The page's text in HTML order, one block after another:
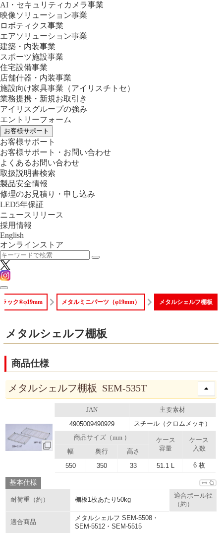
AI・セキュリティカメラ事業
映像ソリューション事業
ロボティクス事業
エアソリューション事業
建築・内装事業
スポーツ施設事業
住宅設備事業
店舗什器・内装事業
施設向け家具事業 （アイリスチトセ）
業務提携・新規お取引き
アイリスグループの強み
エントリーフォーム
お客様サポート
お客様サポート
お客様サポート・お問い合わせ
よくあるお問い合わせ
取扱説明書検索
製品安全情報
修理のお見積り・申し込み
LED5年保証
ニュースリリース
採用情報
English
オンラインストア
ック®φ19mm メタルミニパーツ（φ19mm） メタルシェルフ棚板
メタルシェルフ棚板
商品仕様
メタルシェルフ棚板 SEM-535T
JAN 主要素材
4905009490929 スチール（クロムメッキ）
商品サイズ（mm ）
ケース
容量
ケース
入数
幅 奥行 高さ
550 350 33 51.1 L 6 枚
基本仕様
耐荷重（約） 棚板1枚あたり50kg
適合ポール径
（約）
適合商品
メタルシェルフ SEM-5508・
SEM-5512・SEM-5515